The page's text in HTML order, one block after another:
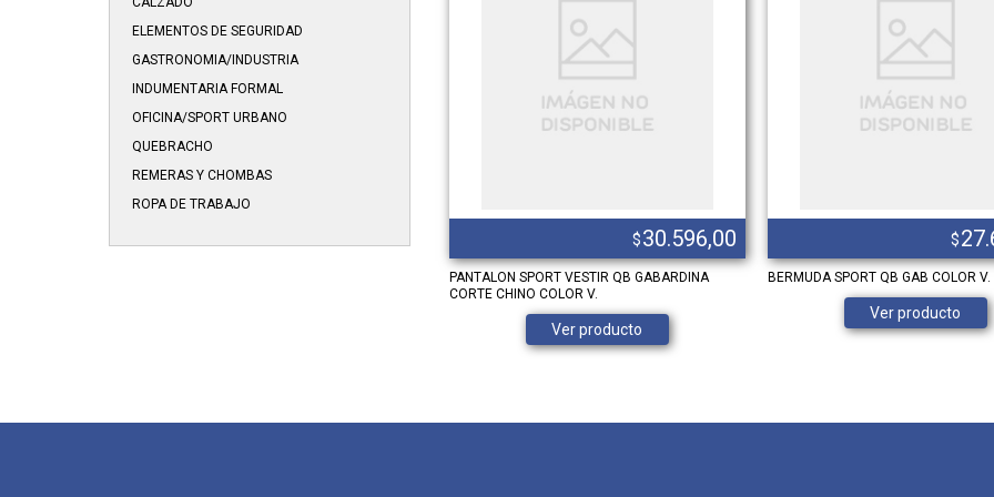
ELEMENTOS DE SEGURIDAD
GASTRONOMIA/INDUSTRIA
INDUMENTARIA FORMAL
OFICINA/SPORT URBANO
QUEBRACHO
REMERAS Y CHOMBAS
ROPA DE TRABAJO
$30.596,00
PANTALON SPORT VESTIR QB GABARDINA
CORTE CHINO COLOR V.
Ver producto
$
BERMUDA SPORT QB GAB COLOR V.
Ver producto